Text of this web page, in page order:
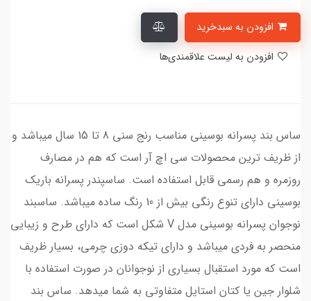
ساس بند پسرانه بوسینی مناسب رنج سنی 8 تا 15 سال میباشد و
از ظریف ترین محصولات سی اچ آر است که هم در مصارف
روزمره و هم رسمی قابل استفاده است. ساسپندر پسرانه باریک
بوسینی دارای تنوع رنگی بیش از 10 رنگ ساده میباشد. ساسبند
نوجوان پسرانه بوسینی مدل V شکل است که دارای طرح و زیبایی
منحصر به فردی میباشد و دارای تیکه دوزی چرمی، بسیار ظریف
است که مورد استقبال بسیاری از نوجوانان در صورت استفاده با
شلوار جین یا کتان استایل متفاوتی به شما میدهد. ساس بند